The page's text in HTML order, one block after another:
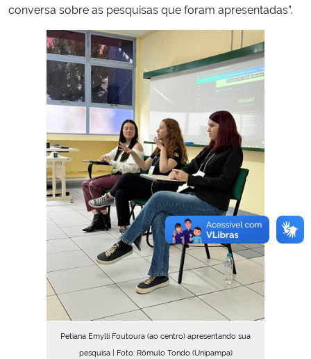
conversa sobre as pesquisas que foram apresentadas”.
Petiana Emylli Foutoura (ao centro) apresentando sua
pesquisa | Foto: Rômulo Tondo (Unipampa)